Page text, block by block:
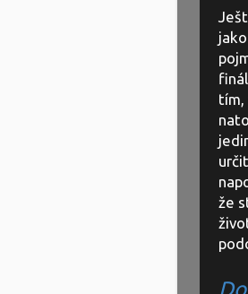
tím,
že